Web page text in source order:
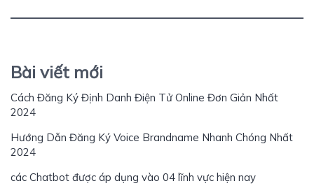
Bài viết mới
Cách Đăng Ký Định Danh Điện Tử Online Đơn Giản Nhất
2024
Hướng Dẫn Đăng Ký Voice Brandname Nhanh Chóng Nhất
2024
các Chatbot được áp dụng vào 04 lĩnh vực hiện nay